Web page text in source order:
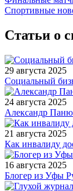
Спортивные
Статьи о
29 августа 2025
Социальный
24 августа 2025
Александр
21 августа 2025
Как инвалиду
16 августа 2025
Блогер из Уфы